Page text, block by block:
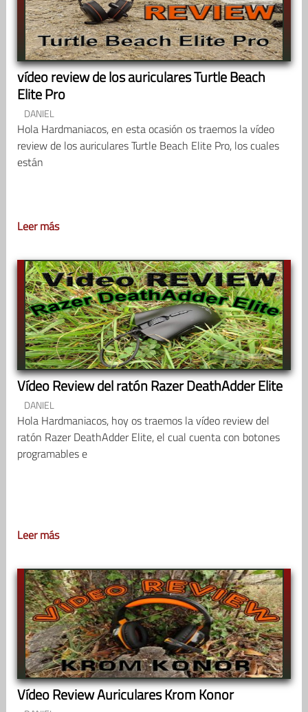
vídeo review de los auriculares Turtle Beach
Elite Pro
DANIEL
Hola Hardmaniacos, en esta ocasión os traemos la vídeo
review de los auriculares Turtle Beach Elite Pro, los cuales
están
Leer más
Vídeo Review del ratón Razer DeathAdder Elite
DANIEL
Hola Hardmaniacos, hoy os traemos la vídeo review del
ratón Razer DeathAdder Elite, el cual cuenta con botones
programables e
Leer más
Vídeo Review Auriculares Krom Konor